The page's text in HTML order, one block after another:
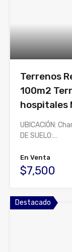
Terrenos
100m2
hospitales
UBICACIÓN:
DE SUELO:…
En Venta
$7,500
Destacado